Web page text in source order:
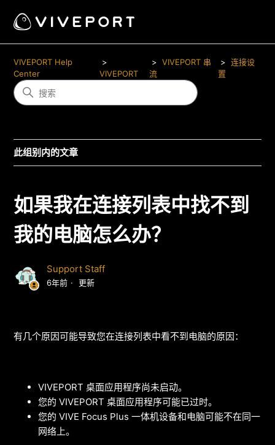
VIVEPORT Help
Center
VIVEPORT
VIVEPORT 串
流
连接设
置
此组别内的文章
如果我在连接列表中找不到
我的电脑怎么办？
Support Staff
6年前 更新
有几个原因可能导致您在连接列表中看不到电脑的原因：
VIVEPORT 桌面应用程序尚未启动。
您的 VIVEPORT 桌面应用程序可能已过时。
您的 VIVE Focus Plus 一体机设备和电脑可能不在同一
网络上。